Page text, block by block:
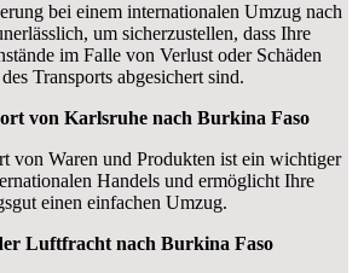
bei einem internationalen Umzug nach
um sicherzustellen, dass Ihre
im Falle von Verlust oder Schäden
Transports abgesichert sind.
von Karlsruhe nach Burkina Faso
von Waren und Produkten ist ein wichtiger
Handels und ermöglicht Ihre
einen einfachen Umzug.
Luftfracht nach Burkina Faso